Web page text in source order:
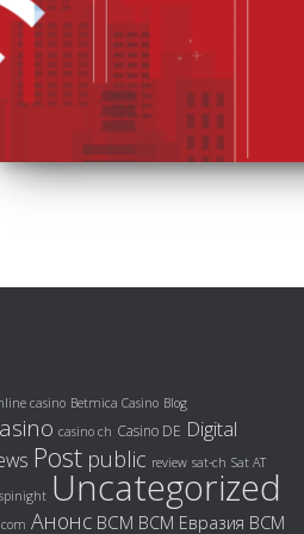
casino Betmica Casino Blog
casino ch Casino DE Digital
Post public review sat-ch Sat AT
spinight Uncategorized
Анонс ВСМ ВСМ Евразия ВСМ